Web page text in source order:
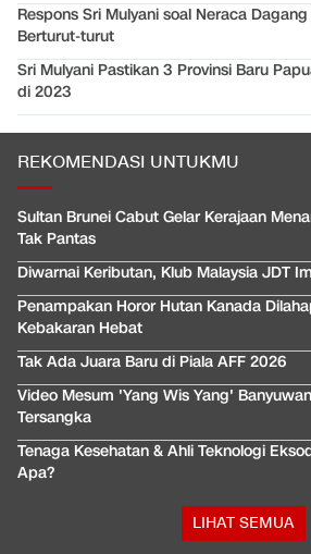
Respons Sri Mulyani soal Neraca
Berturut-turut
Sri Mulyani Pastikan 3 Provinsi Baru
di 2023
REKOMENDASI UNTUKMU
Sultan Brunei Cabut Gelar Kerajaan
Tak Pantas
Diwarnai Keributan, Klub Malaysia JDT
Penampakan Horor Hutan Kanada
Kebakaran Hebat
Tak Ada Juara Baru di Piala AFF 2026
Video Mesum 'Yang Wis Yang'
Tersangka
Tenaga Kesehatan & Ahli Teknologi
Apa?
LIHAT SEMUA